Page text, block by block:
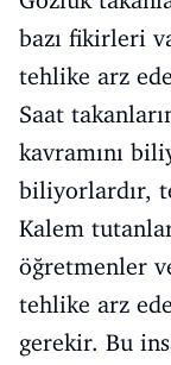
bazı fikirleri
tehlike arz
Saat
kavramını
biliyorlardır,
Kalem
öğretmenler
tehlike arz
gerekir. Bu